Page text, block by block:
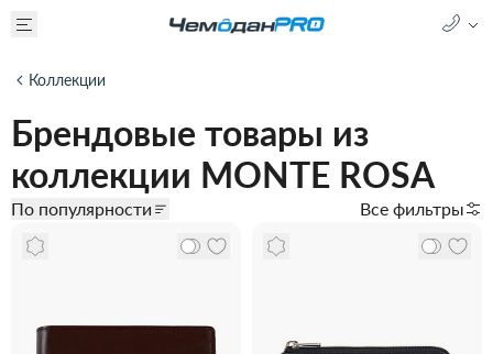
Коллекции
Брендовые товары из
коллекции MONTE ROSA
По популярности Все фильтры